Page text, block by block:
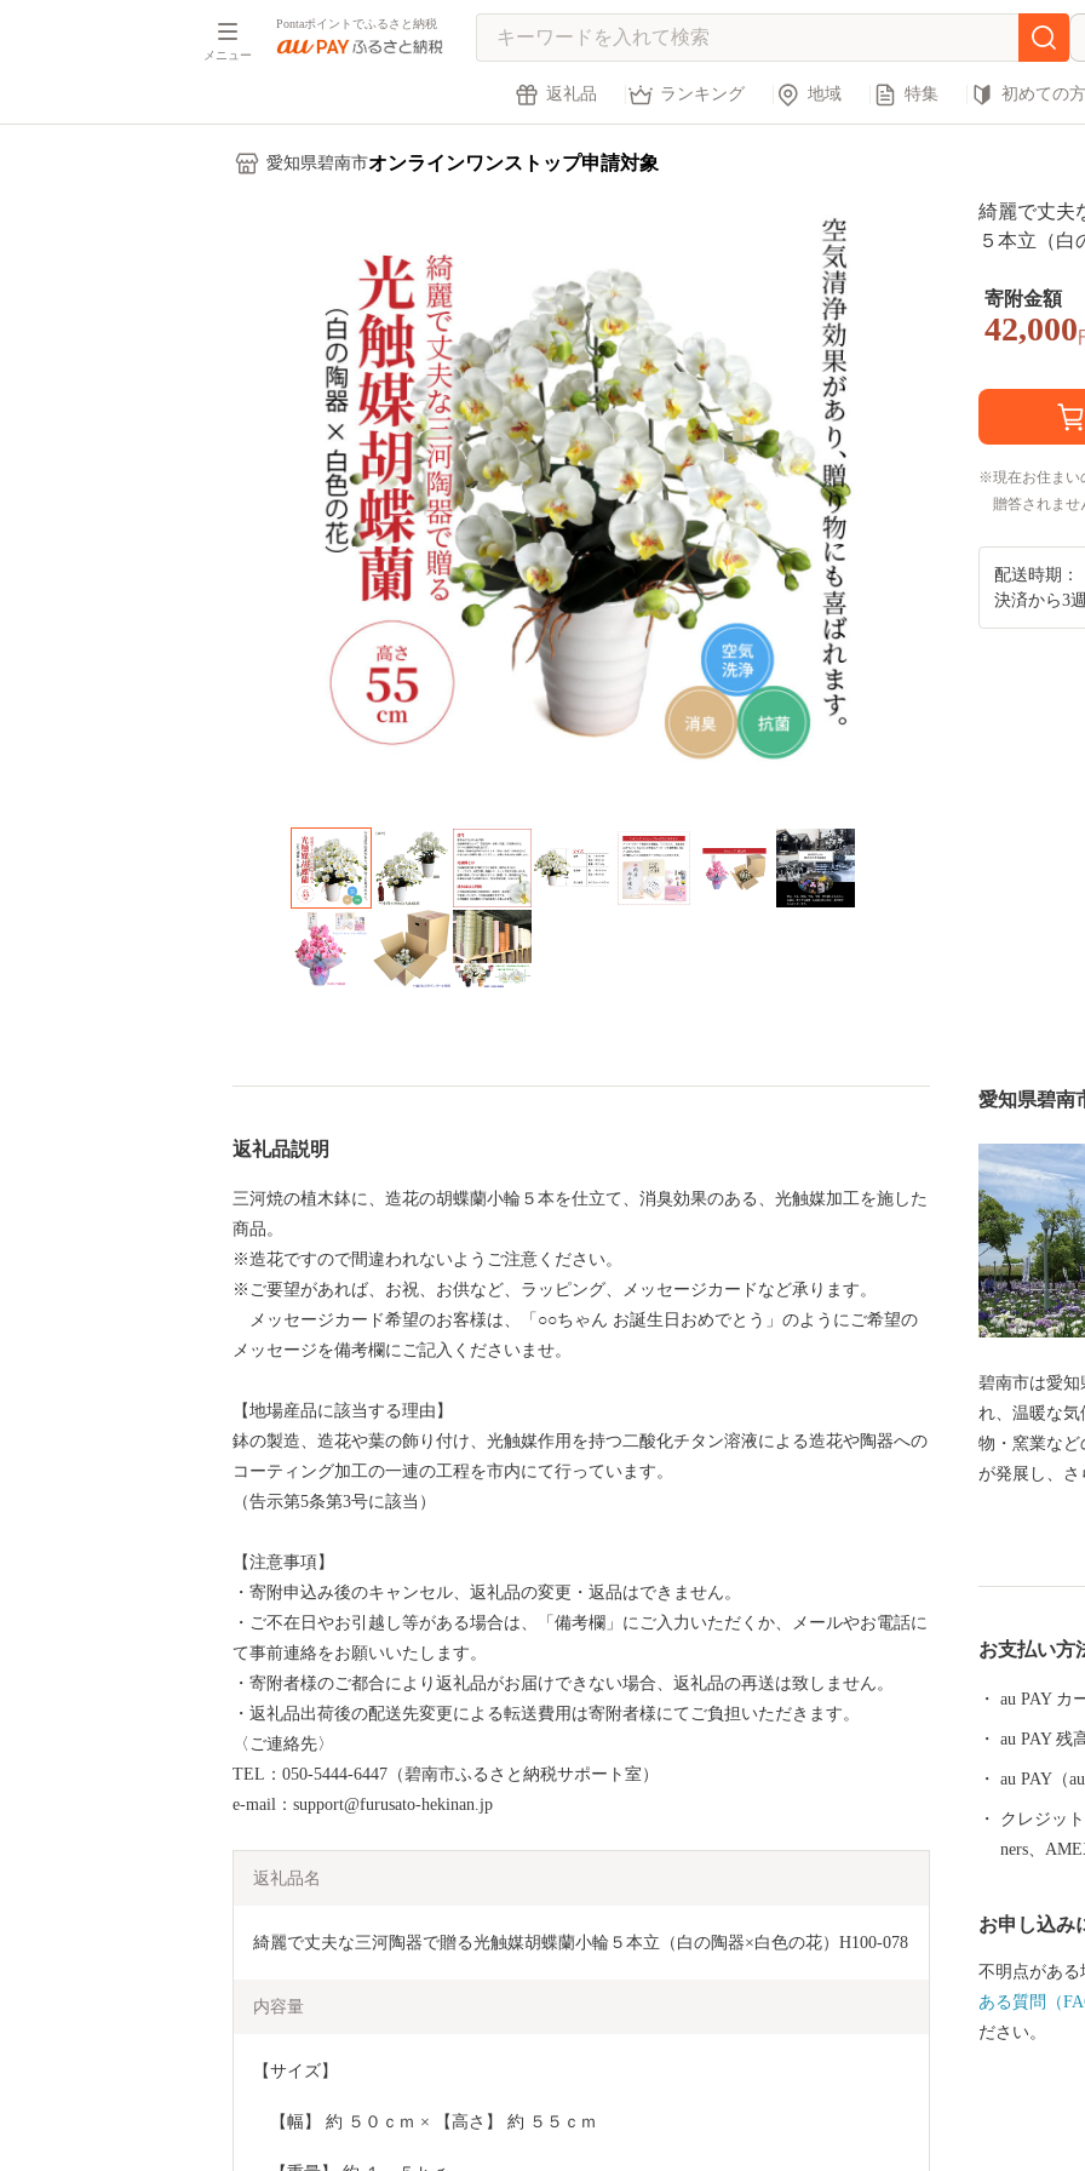
メニュー
Pontaポイントでふるさと納税
返礼品 ランキング 地域 特集 初めての方
愛知県碧南市オンラインワンストップ申請対象
綺麗で丈夫
５本立（白
寄附金額
42,000
現在お住まい
贈答されませ
配送時期：
決済から3
返礼品説明
三河焼の植木鉢に、造花の胡蝶蘭小輪５本を仕立て、消臭効果のある、光触媒加工を施した
商品。
※造花ですので間違われないようご注意ください。
※ご要望があれば、お祝、お供など、ラッピング、メッセージカードなど承ります。
メッセージカード希望のお客様は、「○○ちゃん お誕生日おめでとう」のようにご希望の
メッセージを備考欄にご記入くださいませ。
【地場産品に該当する理由】
鉢の製造、造花や葉の飾り付け、光触媒作用を持つ二酸化チタン溶液による造花や陶器への
コーティング加工の一連の工程を市内にて行っています。
（告示第5条第3号に該当）
【注意事項】
・寄附申込み後のキャンセル、返礼品の変更・返品はできません。
・ご不在日やお引越し等がある場合は、「備考欄」にご入力いただくか、メールやお電話に
て事前連絡をお願いいたします。
・寄附者様のご都合により返礼品がお届けできない場合、返礼品の再送は致しません。
・返礼品出荷後の配送先変更による転送費用は寄附者様にてご負担いただきます。
〈ご連絡先〉
TEL：050-5444-6447（碧南市ふるさと納税サポート室）
e-mail：support@furusato-hekinan.jp
返礼品名
綺麗で丈夫な三河陶器で贈る光触媒胡蝶蘭小輪５本立（白の陶器×白色の花）H100-078
内容量
【サイズ】
【幅】 約 ５０ｃｍ × 【高さ】 約 ５５ｃｍ
愛知県碧南
碧南市は愛知
れ、温暖な
物・窯業な
が発展し、さ
まち」とし
してご用意し
ます。
お支払い方
au PAY カ
au PAY 残
au PAY（
クレジッ
ners、
お申し込み
不明点がある
ある質問（
ださい。